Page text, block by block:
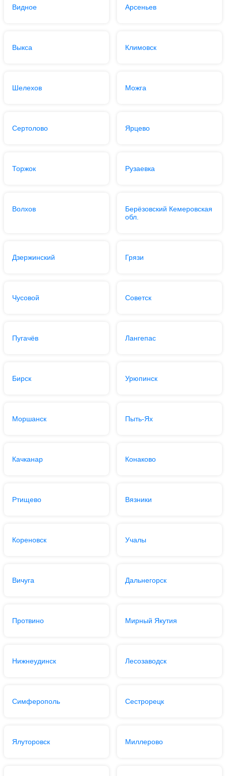
Видное Арсеньев
Выкса Климовск
Шелехов Можга
Сертолово Ярцево
Торжок Рузаевка
Волхов
Берёзовский Кемеровская
обл.
Дзержинский Грязи
Чусовой Советск
Пугачёв Лангепас
Бирск Урюпинск
Моршанск Пыть-Ях
Качканар Конаково
Ртищево Вязники
Кореновск Учалы
Вичуга Дальнегорск
Протвино Мирный Якутия
Нижнеудинск Лесозаводск
Симферополь Сестрорецк
Ялуторовск Миллерово